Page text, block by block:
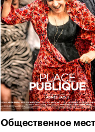
Общественное